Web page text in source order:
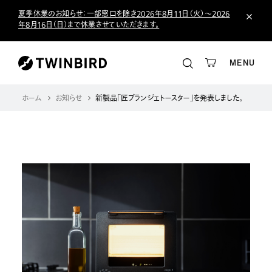
夏季休業のお知らせ：一部窓口を除き2026年8月11日（火）～2026
年8月16日（日）まで休業させていただきます。
MENU
ホーム お知らせ 新製品「匠ブランジェトースター」を発表しました。